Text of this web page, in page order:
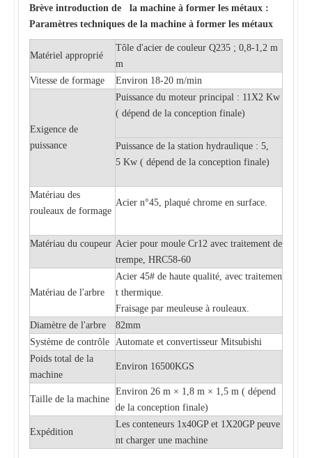
Brève introduction de la machine à former les métaux :
Paramètres techniques de la machine à former les métaux
Matériel approprié
Tôle d'acier de couleur Q235 ; 0,8-1,2 m
m
Vitesse de formage
Environ 18-20 m/min
Exigence de
puissance
Puissance du moteur principal : 11X2 Kw
( dépend de la conception finale)
Puissance de la station hydraulique : 5,
5 Kw ( dépend de la conception finale)
Matériau des
rouleaux de formage
Acier n°45, plaqué chrome en surface.
Matériau du coupeur Acier pour moule Cr12 avec traitement de
trempe, HRC58-60
Matériau de l'arbre
Acier 45# de haute qualité, avec traitemen
t thermique.
Fraisage par meuleuse à rouleaux.
Diamètre de l'arbre
82mm
Système de contrôle
Automate et convertisseur Mitsubishi
Poids total de la
machine
Environ 16500KGS
Taille de la machine
Environ 26 m × 1,8 m × 1,5 m ( dépend
de la conception finale)
Expédition
Les conteneurs 1x40GP et 1X20GP peuve
nt charger une machine